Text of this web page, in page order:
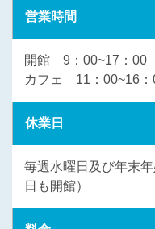
営業時間
開館 9：00~17：00
カフェ 11：00~16：
休業日
毎週水曜日及び年末
日も開館）